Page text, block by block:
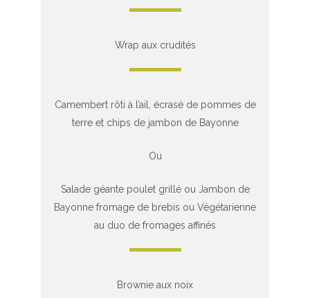
Wrap aux crudités
Camembert rôti à l’ail, écrasé de pommes de
terre et chips de jambon de Bayonne
Ou
Salade géante poulet grillé ou Jambon de
Bayonne fromage de brebis ou Végétarienne
au duo de fromages affinés
Brownie aux noix